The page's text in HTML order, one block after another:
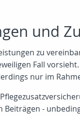
und
zu
Fall
nur im
Beiträgen -